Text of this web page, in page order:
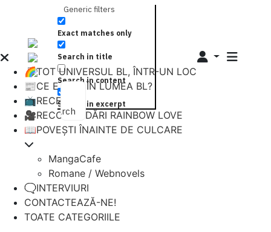
Search
Generic filters
Exact matches only
Search in title
Search in content
Search in excerpt
🌈TOT UNIVERSUL BL, ÎNTR-UN LOC
📰CE E NOU ÎN LUMEA BL?
📺RECENZII
🎥RECOMANDĂRI RAINBOW LOVE
📖POVEȘTI ÎNAINTE DE CULCARE
MangaCafe
Romane / Webnovels
🗨️INTERVIURI
CONTACTEAZĂ-NE!
TOATE CATEGORIILE